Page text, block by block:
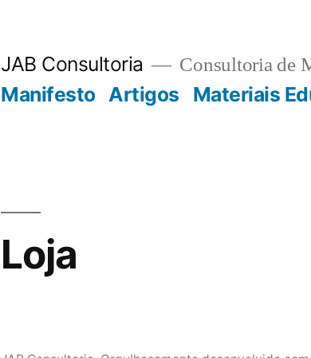
JAB Consultoria Consultoria de
Manifesto Artigos Materiais
Loja